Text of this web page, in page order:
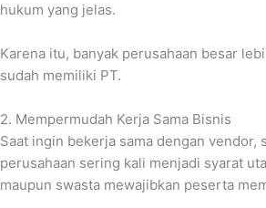
hukum yang jelas.
Karena itu, banyak perusahaan besar
sudah memiliki PT.
2. Mempermudah Kerja Sama Bisnis
Saat ingin bekerja sama dengan
perusahaan sering kali menjadi syarat
maupun swasta mewajibkan peserta